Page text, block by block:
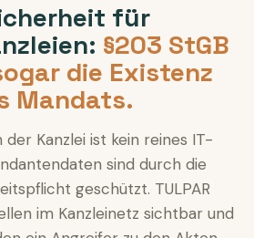
für
§203 StGB
die Existenz
Mandats.
der Kanzlei ist kein reines IT-
sind durch die
geschützt. TULPAR
im Kanzleinetz sichtbar und